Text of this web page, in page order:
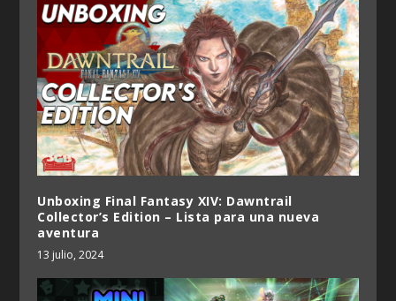
Unboxing Final Fantasy XIV: Dawntrail
Collector’s Edition – Lista para una nueva
aventura
13 julio, 2024